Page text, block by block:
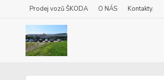
Prodej vozů ŠKODA O NÁS Kontakty.